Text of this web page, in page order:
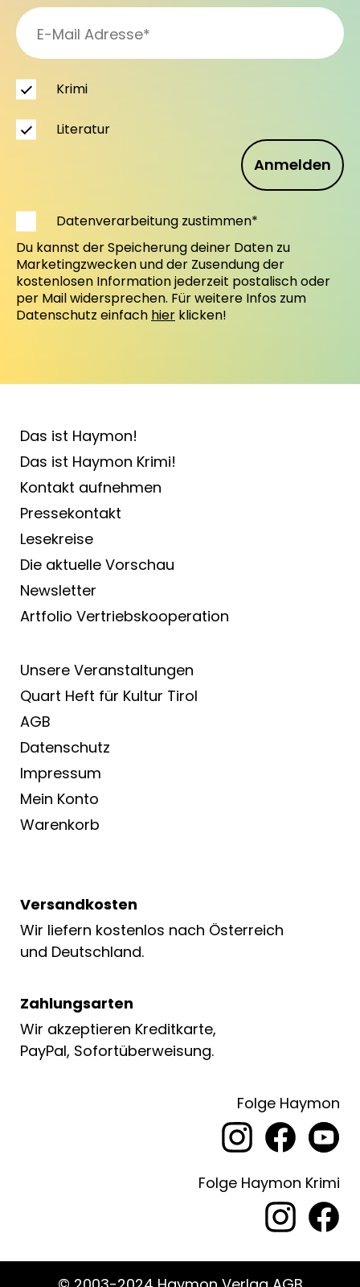
Anmelden
Krimi
Literatur
Datenverarbeitung zustimmen*
Du kannst der Speicherung deiner Daten zu
Marketingzwecken und der Zusendung der
kostenlosen Information jederzeit postalisch oder
per Mail widersprechen. Für weitere Infos zum
Datenschutz einfach hier klicken!
Das ist Haymon!
Das ist Haymon Krimi!
Kontakt aufnehmen
Pressekontakt
Lesekreise
Die aktuelle Vorschau
Newsletter
Artfolio Vertriebs­kooperation
Unsere Veranstaltungen
Quart Heft für Kultur Tirol
AGB
Datenschutz
Impressum
Mein Konto
Warenkorb
Versandkosten
Wir liefern kostenlos nach Österreich
und Deutschland.
Zahlungsarten
Wir akzeptieren Kreditkarte,
PayPal, Sofortüberweisung.
Folge Haymon
Folge Haymon Krimi